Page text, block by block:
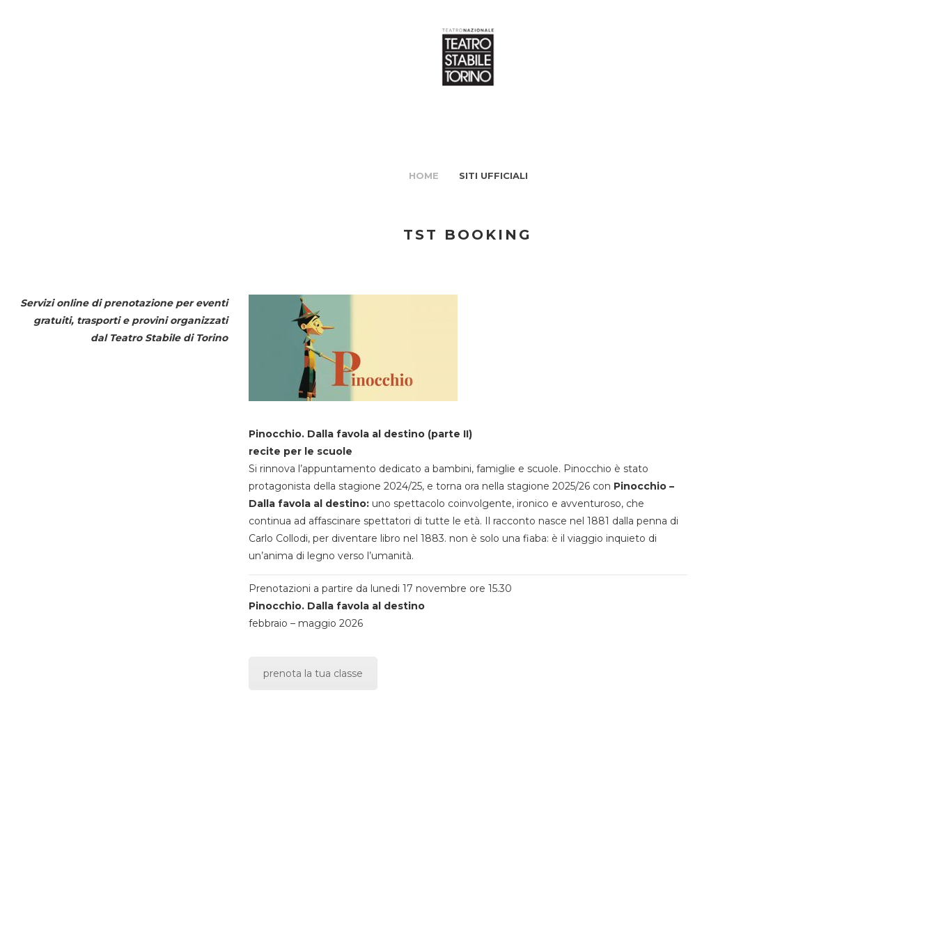
HOME SITI UFFICIALI
TST BOOKING
Servizi online di prenotazione per eventi
gratuiti, trasporti e provini organizzati
dal Teatro Stabile di Torino
Pinocchio. Dalla favola al destino (parte II)
recite per le scuole
Si rinnova l’appuntamento dedicato a bambini, famiglie e scuole. Pinocchio è stato
protagonista della stagione 2024/25, e torna ora nella stagione 2025/26 con Pinocchio –
Dalla favola al destino:uno spettacolo coinvolgente, ironico e avventuroso, che
continua ad affascinare spettatori di tutte le età. Il racconto nasce nel 1881 dalla penna di
Carlo Collodi, per diventare libro nel 1883. non è solo una fiaba: è il viaggio inquieto di
un’anima di legno verso l’umanità.
Prenotazioni a partire da lunedi 17 novembre ore 15.30
Pinocchio. Dalla favola al destino
febbraio – maggio 2026
prenota la tua classe